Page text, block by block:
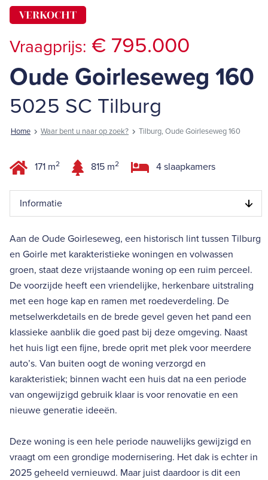
VERKOCHT
Vraagprijs: € 795.000
Oude Goirleseweg 160
5025 SC Tilburg
Home Waar bent u naar op zoek? Tilburg, Oude Goirleseweg 160
171 m2 815 m2 4 slaapkamers
Informatie
Aan de Oude Goirleseweg, een historisch lint tussen Tilburg
en Goirle met karakteristieke woningen en volwassen
groen, staat deze vrijstaande woning op een ruim perceel.
De voorzijde heeft een vriendelijke, herkenbare uitstraling
met een hoge kap en ramen met roedeverdeling. De
metselwerkdetails en de brede gevel geven het pand een
klassieke aanblik die goed past bij deze omgeving. Naast
het huis ligt een fijne, brede oprit met plek voor meerdere
auto’s. Van buiten oogt de woning verzorgd en
karakteristiek; binnen wacht een huis dat na een periode
van ongewijzigd gebruik klaar is voor renovatie en een
nieuwe generatie ideeën.
Deze woning is een hele periode nauwelijks gewijzigd en
vraagt om een grondige modernisering. Het dak is echter in
2025 geheeld vernieuwd. Maar juist daardoor is dit een